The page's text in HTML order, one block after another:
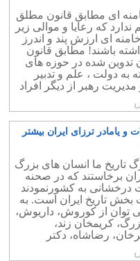
با سرنگونی هواپیمای
ولی بعید است روسیه با
پس بکشد.
ای مطابق قانون مطلق
که رعایا و موالی زیر
ای ارزش پند و اندرز
باشند! مطابق قانون
تدوین شده در حوزه های
به دولت ، علم و تدبیر
رهبر از دیگر افراد
چیزی که البته متر ندارد
تو خالی می باشد، اما
خالی رهبری حکومت
ای مستبد و مشورت
است.
و یامادر ترزای ایران بیشتر
تاریخ ما انسان های بزرگ
برخاستند که در صحنه
به کشورنمودند
بخش تاریخ ایران است. به
توان از کوروش، داریوش،
کریمخان زند،
رضاشاه، دکتر
و دکتر بختیار نام